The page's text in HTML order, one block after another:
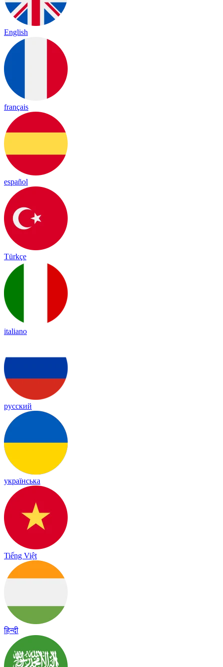
English
français
español
Türkçe
italiano
русский
українська
Tiếng Việt
हिन्दी